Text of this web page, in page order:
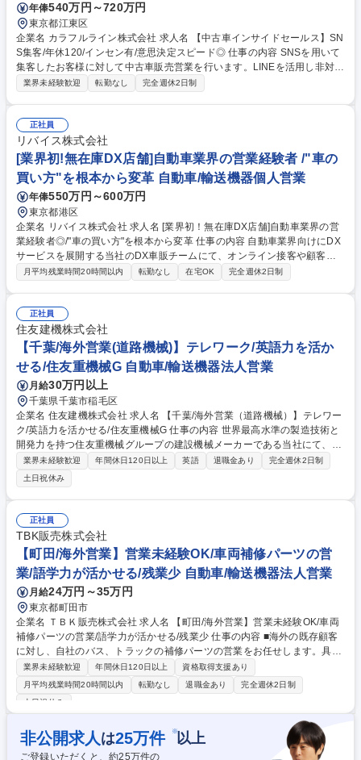
年俸540万円～720万円
東京都江東区
企業名 カラフルライン株式会社 求人名 【中古車インサイドセールス】SN
S集客/年休120/インセン有/意思決定スピード◎ 仕事の内容 SNSを用いて
集客したお客様に対して中古車販売営業を行います。LINEを活用し非対面
での接客対応、審査手続きや契約締結までの一連の業務を担当します。
を行います。お客様の希望に合わせた車両の提案、ローン審査の手続き、
契約締結までをワンストップで担当します。また経験を活かしてチームメ
ンバーの育成や成約率向上のための施策立案も期待しています。 【目標】
月10台程度からスタート ※全社月平均15台程度 募集職種 【中古車インサ
イドセールス】SNS集客/年休120/インセン有/意思決定スピード◎
業界未経験歓迎 転勤なし 完全週休2日制
正社員
リバイス株式会社
[業界初!無在庫DX店舗]自動車業界の営業経験者 /"車の
買い方"を根本から変革 自動車/輸送機器個人営業
年俸550万円～600万円
東京都港区
企業名 リバイス株式会社 求人名 [業界初！無在庫DX店舗]自動車業界の営
業経験者◎/"車の買い方"を根本から変革 仕事の内容 自動車業界向けにDX
サービスを展開する当社のDX車販チームにて、オンライン接客や顧客管
理等をお任せします。新しい自動車販売体験を実現し、継続的に成果が出
客への初回対応、商談日程調整、提案、フォロー■顧客情報や対応履歴の
入力、案件の進捗管理■商談内容や失注理由を踏まえた改善提案、トー
ク・運用の見直し ※単なる既存商品の営業ではなく、オンライン接客から
業務改善まで携わり、DX店舗そのものをより良くしていく役割を担って
いただきます。 募集職種 [業界初！無在庫DX店舗]自動車業界の営業経験
者◎/"車の買い方"を根本から変革
月平均残業時間20時間以内 転勤なし 在宅OK 完全週休2日制
正社員
住友建機株式会社
【千葉/海外営業(道路機械)】テレワーク/英語力を活か
せる/住友重機械G 自動車/輸送機器法人営業
月給30万円以上
千葉県千葉市稲毛区
企業名 住友建機株式会社 求人名 【千葉/海外営業（道路機械）】テレワー
ク/英語力を活かせる/住友重機械G 仕事の内容 世界最高水準の製造技術と
開発力を持つ住友重機械グループの建設機械メーカーである当社にて、道
路機械の海外営業(販売代理店との開拓、折衝、販売戦略、受注・売上計
画策定など)をお任せします。 ■当社製品(道路機械)の販売代理店との折衝
※、ならびに販売戦略策定、受注・売上計画の検討及び推進※生産・供給
台数の調整、価格交渉、納期調整(船積)等 ■担当地域(欧州・米国)における
新規代理店の開拓 ■販売代理店の支援・育成、管理(代理店の販売戦略や受
注プロセス改善、マーケティング活動等のサポート) 募集職種 【千葉/海外
営業（道路機械）】テレワーク/英語力を活かせる/住友重機械G
業界未経験歓迎 年間休日120日以上 英語 退職金あり
完全週休2日制
土日祝休み
正社員
TBK販売株式会社
【町田/海外営業】営業未経験OK/車両補修パーツの営
業/語学力が活かせる/残業少 自動車/輸送機器法人営業
月給24万円～35万円
東京都町田市
企業名 ＴＢＫ販売株式会社 求人名 【町田/海外営業】営業未経験OK/車両
補修パーツの営業/語学力が活かせる/残業少 仕事の内容 ■海外の既存顧客
に対し、自社のバス、トラックの補修パーツの営業をお任せします。具体
的にはメール・電話による現状のお伺い、製品受注時の見積もり作成、製
品の輸出入の関連書類の作成（船積み、出荷業務） 【顧客】東南アジア、
オーストラリアを中心とした世界中の自動車部品メーカー直系の部品商社
安全性を保つ補修パーツの提案営業です。様々な国の経営層と商談ができ
ることで自社製品の評価の高さを肌で感じれるとともに国内では経験でき
ない価値観を得ることができます。 業務の変更の範囲：会社内の全ての業
業界未経験歓迎 年間休日120日以上
資格取得支援あり
月平均残業時間20時間以内
転勤なし 退職金あり
完全週休2日制
土日祝休み
非公開求人 は25万件 ※以上
ご登録いただくと、約25万件の